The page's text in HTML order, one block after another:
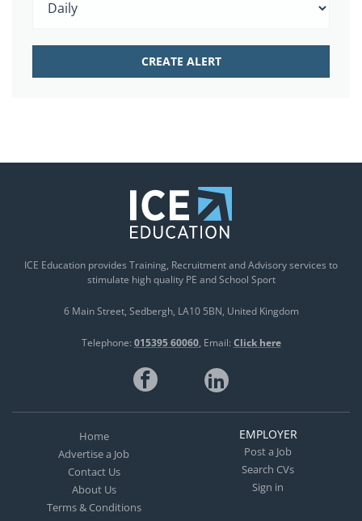
ICE Education provides Training, Recruitment and Advisory services to
stimulate high quality PE and School Sport
6 Main Street Sedbergh LA10 5BN United Kingdom
Telephone: 015395 60060 Email: Click here
Home
Advertise a Job
Contact Us
About Us
Terms & Conditions
EMPLOYER
Post a Job
Search CVs
Sign in